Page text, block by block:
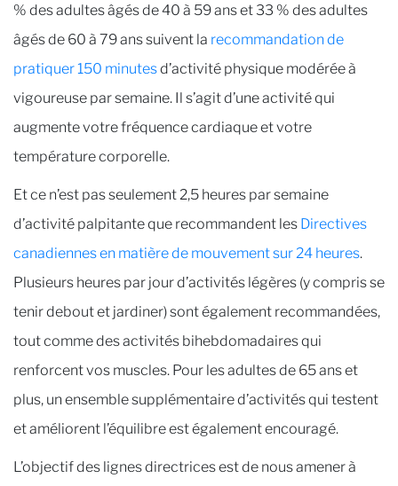
% des adultes âgés de 40 à 59 ans et 33 % des adultes
âgés de 60 à 79 ans suivent la recommandation de
pratiquer 150 minutesd’activité physique modérée à
vigoureuse par semaine. Il s’agit d’une activité qui
augmente votre fréquence cardiaque et votre
température corporelle.
Et ce n’est pas seulement 2,5 heures par semaine
d’activité palpitante que recommandent les Directives
canadiennes en matière de mouvement sur 24 heures.
Plusieurs heures par jour d’activités légères (y compris se
tenir debout et jardiner) sont également recommandées,
tout comme des activités bihebdomadaires qui
renforcent vos muscles. Pour les adultes de 65 ans et
plus, un ensemble supplémentaire d’activités qui testent
et améliorent l’équilibre est également encouragé.
L’objectif des lignes directrices est de nous amener à